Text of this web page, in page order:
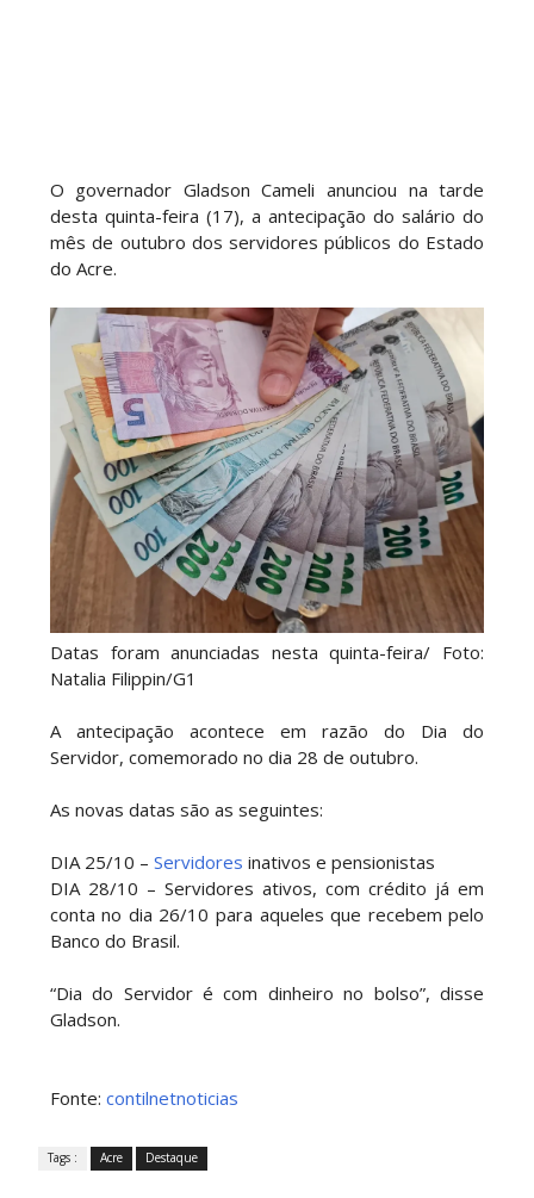
O governador Gladson Cameli anunciou na tarde
desta quinta-feira (17), a antecipação do salário do
mês de outubro dos servidores públicos do Estado
do Acre.
Datas foram anunciadas nesta quinta-feira/ Foto:
Natalia Filippin/G1
A antecipação acontece em razão do Dia do
Servidor, comemorado no dia 28 de outubro.
As novas datas são as seguintes:
DIA 25/10 – Servidores inativos e pensionistas
DIA 28/10 – Servidores ativos, com crédito já em
conta no dia 26/10 para aqueles que recebem pelo
Banco do Brasil.
“Dia do Servidor é com dinheiro no bolso”, disse
Gladson.
Fonte: contilnetnoticias
Tags : Acre Destaque